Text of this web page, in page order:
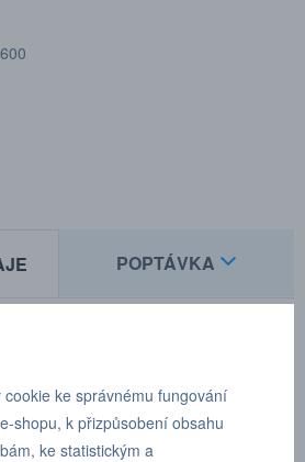
POPTÁVKA
(zinková pasivace)
ke správnému fungování
shopu, k přizpůsobení obsahu
ke statistickým a